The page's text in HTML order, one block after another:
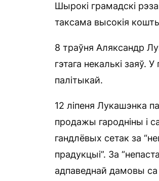
Шырокі грамадскі
таксама высокія
8 траўня Аляксандр
гэтага некалькі заяў.
палітыкай.
12 ліпеня Лукашэнка
продажы гародніны і
гандлёвых сетак за
прадукцыі”. За
адпаведнай дамовы са